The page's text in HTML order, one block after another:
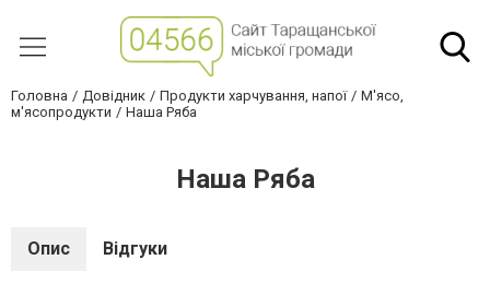
Головна Довідник Продукти харчування, напої
М'ясо,
м'ясопродукти
Наша Ряба
Наша Ряба
Опис Відгуки